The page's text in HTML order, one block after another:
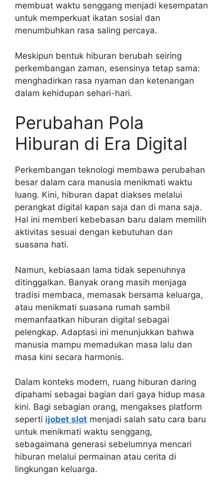
membuat waktu senggang menjadi kesempatan
untuk memperkuat ikatan sosial dan
menumbuhkan rasa saling percaya.
Meskipun bentuk hiburan berubah seiring
perkembangan zaman, esensinya tetap sama:
menghadirkan rasa nyaman dan ketenangan
dalam kehidupan sehari-hari.
Perubahan Pola
Hiburan di Era Digital
Perkembangan teknologi membawa perubahan
besar dalam cara manusia menikmati waktu
luang. Kini, hiburan dapat diakses melalui
perangkat digital kapan saja dan di mana saja.
Hal ini memberi kebebasan baru dalam memilih
aktivitas sesuai dengan kebutuhan dan
suasana hati.
Namun, kebiasaan lama tidak sepenuhnya
ditinggalkan. Banyak orang masih menjaga
tradisi membaca, memasak bersama keluarga,
atau menikmati suasana rumah sambil
memanfaatkan hiburan digital sebagai
pelengkap. Adaptasi ini menunjukkan bahwa
manusia mampu memadukan masa lalu dan
masa kini secara harmonis.
Dalam konteks modern, ruang hiburan daring
dipahami sebagai bagian dari gaya hidup masa
kini. Bagi sebagian orang, mengakses platform
seperti ijobet slot menjadi salah satu cara baru
untuk menikmati waktu senggang,
sebagaimana generasi sebelumnya mencari
hiburan melalui permainan atau cerita di
lingkungan keluarga.